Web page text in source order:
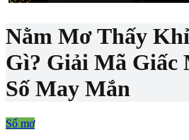
Nằm Mơ Thấy
Gì? Giải Mã Giấc
Số May Mắn
Sổ mơ